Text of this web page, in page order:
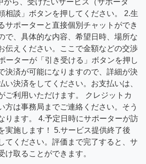
相談」ボタンを押してください。 2.生
サポーターと直接個別チャットができ
で、具体的な内容、希望日時、場所な
伝えください。ここで金額などの交渉
ーターが「引き受ける」ボタンを押し
決済が可能になりますので、詳細が決
い決済をしてください。お支払いは、
ご利用いただけます。 クレジットカ
方は事務局までご連絡ください。そう
ります。 4.予定日時にサポーターが訪
実施します！ 5.サービス提供終了後
てください。評価まで完了すると、サ
け取ることができます。